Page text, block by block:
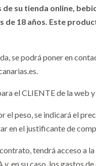
de su tienda online,
18 años. Este
se podrá poner en
el CLIENTE de la web
el peso, se indicará el
en el justificante de
tendrá acceso a
en su caso, los gastos de